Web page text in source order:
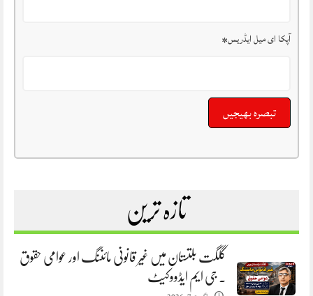
آپکا ای میل ایڈریس*
تازہ ترین
گلگت بلتستان میں غیر قانونی مائننگ اور عوامی حقوق
. جی ایم ایڈووکیٹ